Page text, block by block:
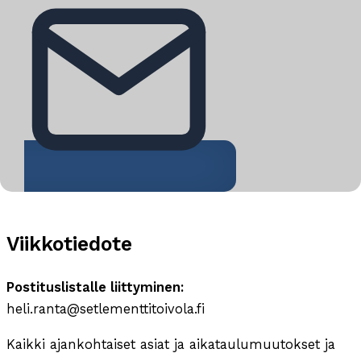
Viikkotiedote
Postituslistalle liittyminen:
heli.ranta@setlementtitoivola.fi
Kaikki ajankohtaiset asiat ja aikataulumuutokset ja